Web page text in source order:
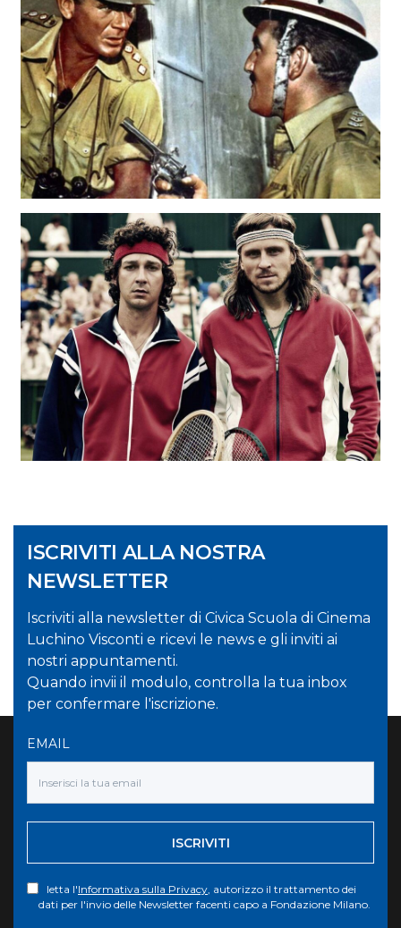
ISCRIVITI ALLA NOSTRA
NEWSLETTER
Iscriviti alla newsletter di Civica Scuola di Cinema
Luchino Visconti e ricevi le news e gli inviti ai
nostri appuntamenti.
Quando invii il modulo, controlla la tua inbox
per confermare l'iscrizione.
EMAIL
ISCRIVITI
letta l'Informativa sulla Privacy, autorizzo il trattamento dei
dati per l'invio delle Newsletter facenti capo a Fondazione Milano.